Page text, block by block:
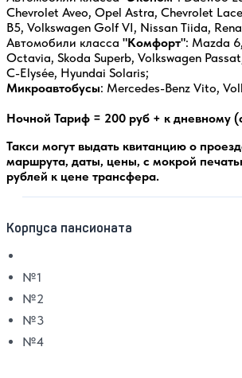
Chevrolet Aveo, Opel Astra, Chevrolet
B5, Volkswagen Golf VI, Nissan Tiida,
Автомобили класса "Комфорт": Mazda
Octavia, Skoda Superb, Volkswagen
C-Elysée, Hyundai Solaris;
Микроавтобусы: Mercedes-Benz Vito,
Ночной Тариф = 200 руб + к дневному
Такси могут выдать квитанцию о
маршрута, даты, цены, с мокрой
рублей к цене трансфера.
Корпуса пансионата
№1
№2
№3
№4